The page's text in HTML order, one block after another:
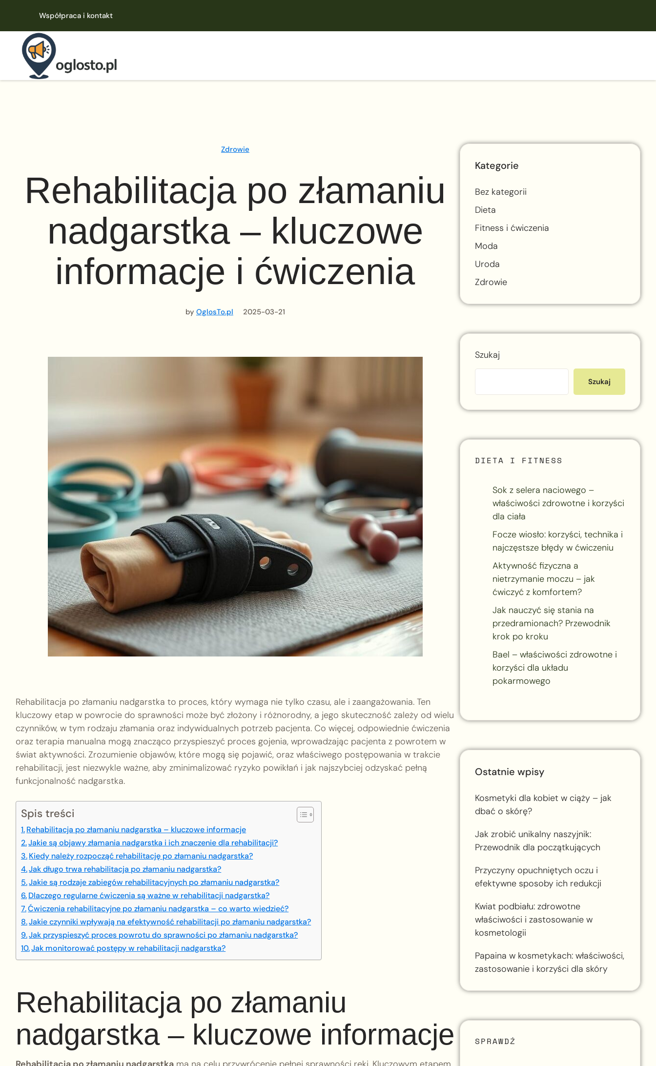
Współpraca i kontakt
Zdrowie
Rehabilitacja po złamaniu
nadgarstka – kluczowe
informacje i ćwiczenia
by OglosTo.pl 2025-03-21
Rehabilitacja po złamaniu nadgarstka to proces, który wymaga nie tylko czasu, ale i zaangażowania. Ten
kluczowy etap w powrocie do sprawności może być złożony i różnorodny, a jego skuteczność zależy od wielu
czynników, w tym rodzaju złamania oraz indywidualnych potrzeb pacjenta. Co więcej, odpowiednie ćwiczenia
oraz terapia manualna mogą znacząco przyspieszyć proces gojenia, wprowadzając pacjenta z powrotem w
świat aktywności. Zrozumienie objawów, które mogą się pojawić, oraz właściwego postępowania w trakcie
rehabilitacji, jest niezwykle ważne, aby zminimalizować ryzyko powikłań i jak najszybciej odzyskać pełną
funkcjonalność nadgarstka.
Spis treści
Rehabilitacja po złamaniu nadgarstka – kluczowe informacje
Jakie są objawy złamania nadgarstka i ich znaczenie dla rehabilitacji?
Kiedy należy rozpocząć rehabilitację po złamaniu nadgarstka?
Jak długo trwa rehabilitacja po złamaniu nadgarstka?
Jakie są rodzaje zabiegów rehabilitacyjnych po złamaniu nadgarstka?
Dlaczego regularne ćwiczenia są ważne w rehabilitacji nadgarstka?
Ćwiczenia rehabilitacyjne po złamaniu nadgarstka – co warto wiedzieć?
Jakie czynniki wpływają na efektywność rehabilitacji po złamaniu nadgarstka?
Jak przyspieszyć proces powrotu do sprawności po złamaniu nadgarstka?
Jak monitorować postępy w rehabilitacji nadgarstka?
Rehabilitacja po złamaniu
nadgarstka – kluczowe informacje
Kategorie
Bez kategorii
Dieta
Fitness i ćwiczenia
Moda
Uroda
Zdrowie
Szukaj
Szukaj
DIETA I FITNESS
Sok z selera naciowego –
właściwości zdrowotne i korzyści
dla ciała
Focze wiosło: korzyści, technika i
najczęstsze błędy w ćwiczeniu
Aktywność fizyczna a
nietrzymanie moczu – jak
ćwiczyć z komfortem?
Jak nauczyć się stania na
przedramionach? Przewodnik
krok po kroku
Bael – właściwości zdrowotne i
korzyści dla układu
pokarmowego
Ostatnie wpisy
Kosmetyki dla kobiet w ciąży – jak
dbać o skórę?
Jak zrobić unikalny naszyjnik:
Przewodnik dla początkujących
Przyczyny opuchniętych oczu i
efektywne sposoby ich redukcji
Kwiat podbiału: zdrowotne
właściwości i zastosowanie w
kosmetologii
Papaina w kosmetykach: właściwości,
zastosowanie i korzyści dla skóry
SPRAWDŹ